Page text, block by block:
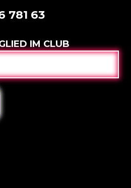
781 63
IM CLUB